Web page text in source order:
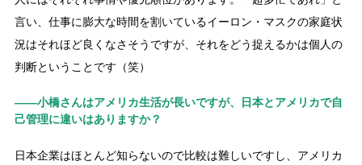
言い、仕事に膨大な時間を割いているイーロン・マスクの家庭状
況はそれほど良くなさそうですが、それをどう捉えるかは個人の
判断ということです（笑）
――小橋さんはアメリカ生活が長いですが、日本とアメリカで自
己管理に違いはありますか？
日本企業はほとんど知らないので比較は難しいですし、アメリカ